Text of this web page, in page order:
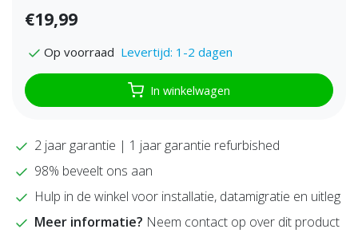
€19,99
Op voorraad Levertijd: 1-2 dagen
In winkelwagen
2 jaar garantie | 1 jaar garantie refurbished
98% beveelt ons aan
Hulp in de winkel voor installatie, datamigratie en uitleg
Meer informatie? Neem contact op over dit product